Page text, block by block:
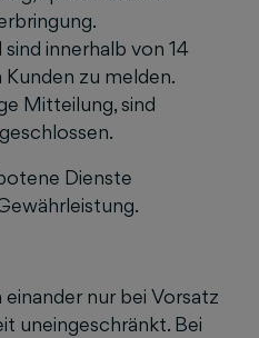
innerhalb von 14
zu melden.
Mitteilung, sind
Dienste
einander nur bei Vorsatz
uneingeschränkt. Bei